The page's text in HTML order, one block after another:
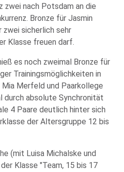
zwei nach Potsdam an die
Bronze für Jasmin
zwei sicherlich sehr
Klasse freuen darf.
es noch zweimal Bronze für
Trainingsmöglichkeiten in
Merfeld und Paarkollege
durch absolute Synchronität
4 Paare deutlich hinter sich
der Altersgruppe 12 bis
(mit Luisa Michalske und
Klasse "Team, 15 bis 17